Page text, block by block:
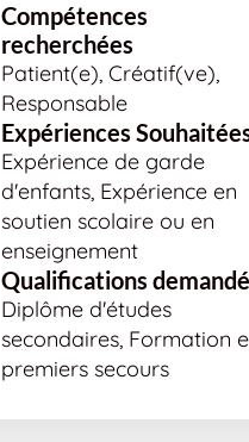
Compétences
recherchées
Patient(e), Créatif(ve),
Responsable
Expériences
Expérience de garde
d'enfants, Expérience en
soutien scolaire ou en
enseignement
Qualifications
Diplôme d'études
secondaires, Formation
premiers secours